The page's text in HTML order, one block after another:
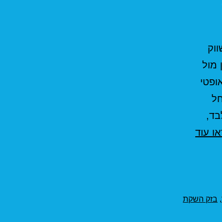
החל מתאריך 14/03/2021 לשווק
מול
עודחבילות
, בזק השקת